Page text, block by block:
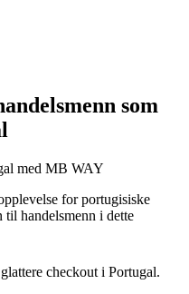
som
med MB WAY
for portugisiske
handelsmenn i dette
checkout i Portugal.